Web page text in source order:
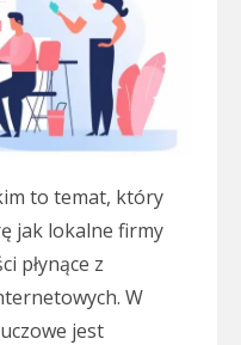
to temat, który
jak lokalne firmy
płynące z
W
jest